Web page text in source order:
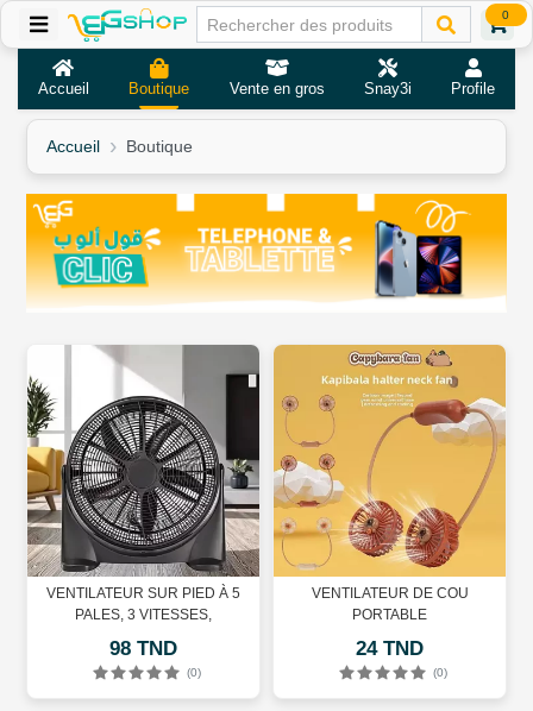
0
Accueil Boutique Vente en gros Snay3i Profile
Accueil Boutique
VENTILATEUR SUR PIED À 5
PALES, 3 VITESSES,
98 TND
(0)
VENTILATEUR DE COU
PORTABLE
24 TND
(0)